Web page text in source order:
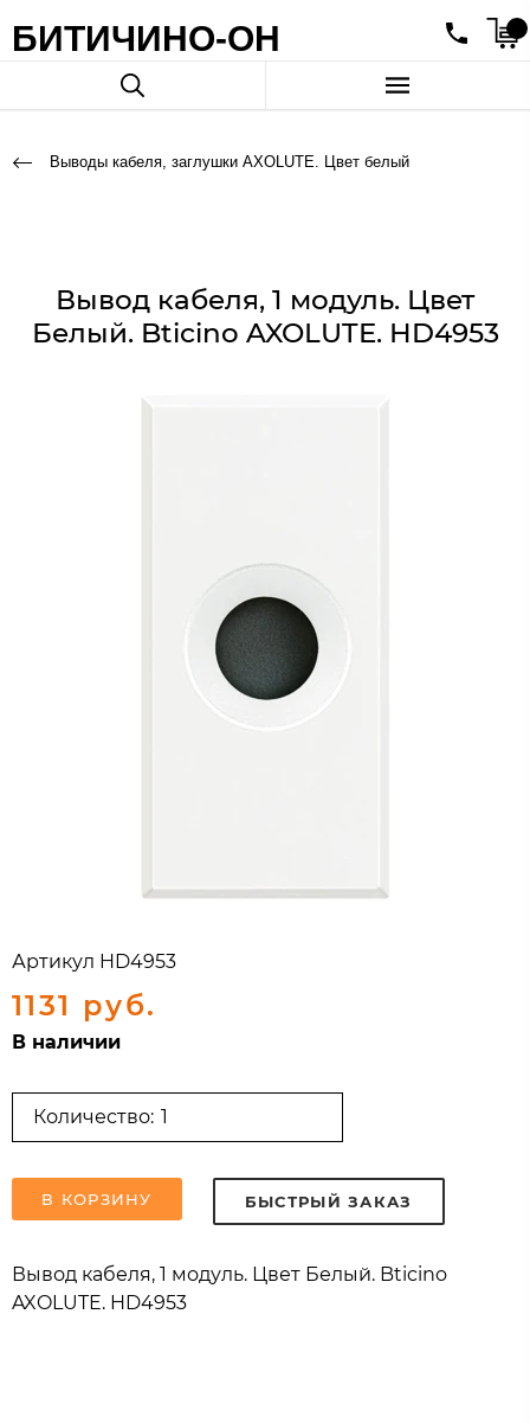
БИТИЧИНО-ОН
Выводы кабеля, заглушки AXOLUTE. Цвет белый
Вывод кабеля, 1 модуль. Цвет
Белый. Bticino AXOLUTE. HD4953
Артикул HD4953
1131 руб.
В наличии
Количество:
В КОРЗИНУ БЫСТРЫЙ ЗАКАЗ
Вывод кабеля, 1 модуль. Цвет Белый. Bticino
AXOLUTE. HD4953